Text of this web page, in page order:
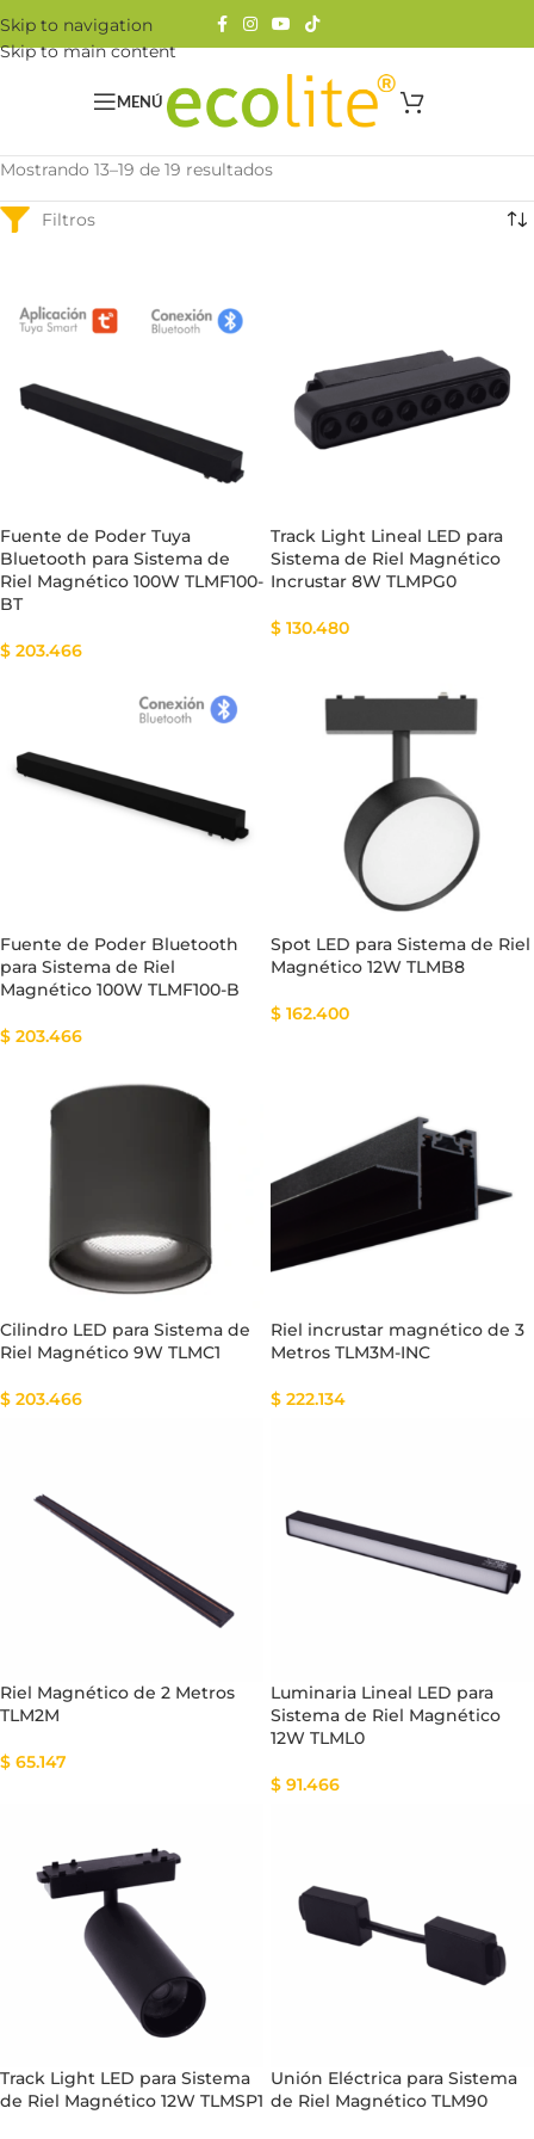
Skip to navigation
Skip to main content
MENÚ
Mostrando 13–19 de 19 resultados
Fuente de Poder Tuya
Bluetooth para Sistema de
Riel Magnético 100W TLMF100-
BT
$ 203.466
Track Light Lineal LED para
Sistema de Riel Magnético
Incrustar 8W TLMPG0
$ 130.480
Fuente de Poder Bluetooth
para Sistema de Riel
Magnético 100W TLMF100-B
$ 203.466
Spot LED para Sistema de Riel
Magnético 12W TLMB8
$ 162.400
Cilindro LED para Sistema de
Riel Magnético 9W TLMC1
$ 203.466
Riel incrustar magnético de 3
Metros TLM3M-INC
$ 222.134
Riel Magnético de 2 Metros
TLM2M
$ 65.147
Luminaria Lineal LED para
Sistema de Riel Magnético
12W TLML0
$ 91.466
Track Light LED para Sistema
de Riel Magnético 12W TLMSP1
Unión Eléctrica para Sistema
de Riel Magnético TLM90